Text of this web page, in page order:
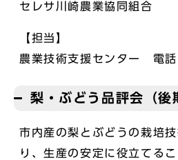
セレサ川崎農業協同組合
【担当】
農業技術支援センター 電
梨・ぶどう品評会（後
市内産の梨とぶどうの栽培
り、生産の安定に役立てる